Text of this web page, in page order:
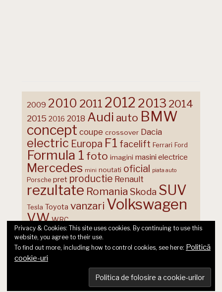
2009 2010 2011 2012 2013 2014
2015 2016 2018 Audi auto BMW
concept coupe crossover Dacia
electric Europa F1 facelift Ferrari Ford
Formula 1 foto imagini masini electrice
Mercedes mini noutati oficial piata auto
Porsche pret productie Renault
rezultate Romania Skoda SUV
Tesla Toyota vanzari Volkswagen
VW WRC
© 2026 Ecart Media SRL | made by Nina Cocea &infin
Privacy & Cookies: This site uses cookies. By continuing to use this
website, you agree to their use.
To find out more, including how to control cookies, see here: Politică
cookie-uri